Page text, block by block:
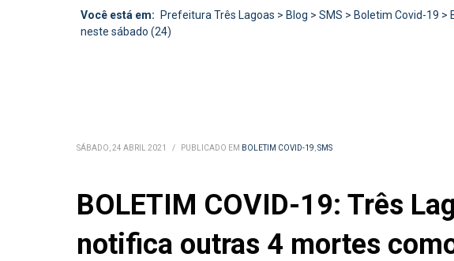
Você está em: Prefeitura Três Lagoas > Blog > SMS > Boletim Covid-19 >
neste sábado (24)
SÁBADO, 24 ABRIL 2021 / PUBLICADO EM BOLETIM COVID-19,SMS
BOLETIM COVID-19: Três
notifica outras 4 mortes